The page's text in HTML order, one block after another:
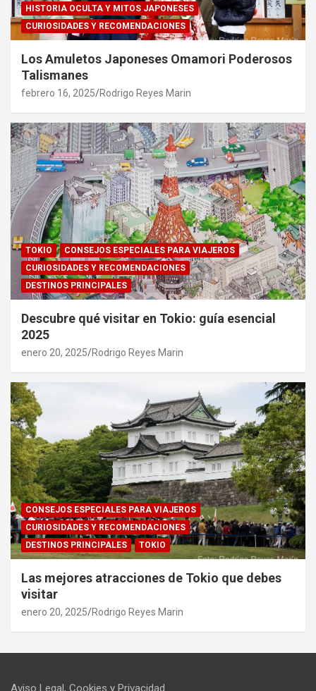
HISTORIA OCULTA Y MITOS JAPONESES
CURIOSIDADES Y RECOMENDACIONES
Los Amuletos Japoneses Omamori Poderosos
Talismanes
febrero 16, 2025 Rodrigo Reyes Marin
TOKIO
CONSEJOS ESPECIALES PARA VIAJEROS
CURIOSIDADES Y RECOMENDACIONES
DESTINOS PRINCIPALES
Descubre qué visitar en Tokio: guía esencial
2025
enero 20, 2025 Rodrigo Reyes Marin
CONSEJOS ESPECIALES PARA VIAJEROS
CURIOSIDADES Y RECOMENDACIONES
DESTINOS PRINCIPALES
TOKIO
Las mejores atracciones de Tokio que debes
visitar
enero 20, 2025 Rodrigo Reyes Marin
Aviso Legal, Cookies y Privacidad